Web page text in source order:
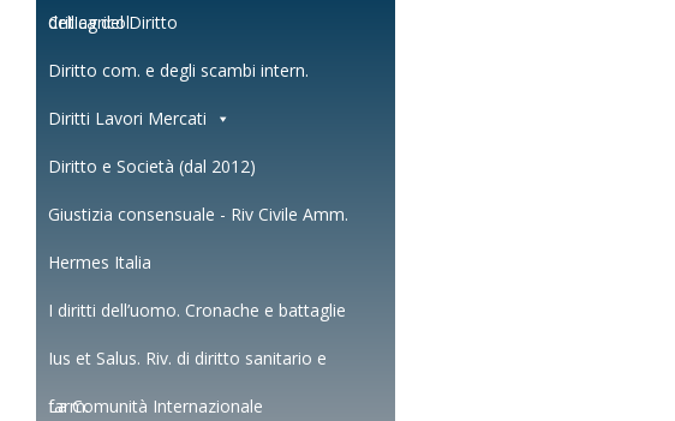
dell'agricol.
Critica del Diritto
Diritto com. e degli scambi intern.
Diritti Lavori Mercati
Diritto e Società (dal 2012)
Giustizia consensuale - Riv Civile Amm.
Hermes Italia
I diritti dell’uomo. Cronache e battaglie
Ius et Salus. Riv. di diritto sanitario e
farm.
La Comunità Internazionale